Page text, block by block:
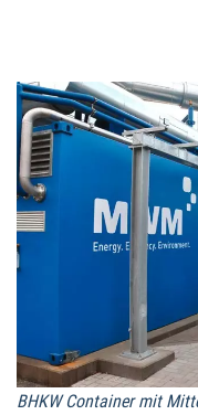
BHKW Container mit